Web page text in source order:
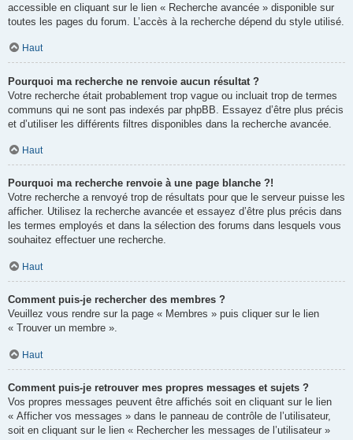
accessible en cliquant sur le lien « Recherche avancée » disponible sur
toutes les pages du forum. L’accès à la recherche dépend du style utilisé.
Haut
Pourquoi ma recherche ne renvoie aucun résultat ?
Votre recherche était probablement trop vague ou incluait trop de termes
communs qui ne sont pas indexés par phpBB. Essayez d’être plus précis
et d’utiliser les différents filtres disponibles dans la recherche avancée.
Haut
Pourquoi ma recherche renvoie à une page blanche ?!
Votre recherche a renvoyé trop de résultats pour que le serveur puisse les
afficher. Utilisez la recherche avancée et essayez d’être plus précis dans
les termes employés et dans la sélection des forums dans lesquels vous
souhaitez effectuer une recherche.
Haut
Comment puis-je rechercher des membres ?
Veuillez vous rendre sur la page « Membres » puis cliquer sur le lien
« Trouver un membre ».
Haut
Comment puis-je retrouver mes propres messages et sujets ?
Vos propres messages peuvent être affichés soit en cliquant sur le lien
« Afficher vos messages » dans le panneau de contrôle de l’utilisateur,
soit en cliquant sur le lien « Rechercher les messages de l’utilisateur »